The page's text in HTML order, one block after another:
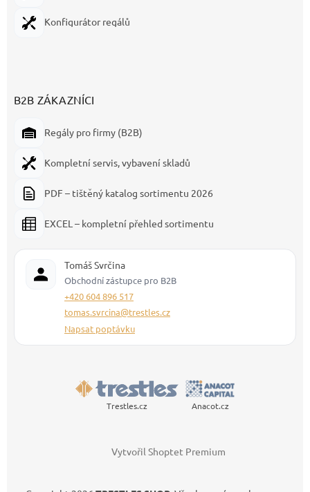
Konfigurátor regálů
B2B ZÁKAZNÍCI
Regály pro firmy (B2B)
Kompletní servis, vybavení skladů
PDF – tištěný katalog sortimentu 2026
EXCEL – kompletní přehled sortimentu
Tomáš Svrčina
Obchodní zástupce pro B2B
+420 604 896 517
tomas.svrcina@trestles.cz
Napsat poptávku
Trestles.cz Anacot.cz
Vytvořil Shoptet Premium